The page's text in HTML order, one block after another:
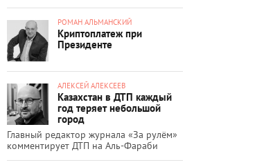
РОМАН АЛЬМАНСКИЙ
Криптоплатеж при
Президенте
АЛЕКСЕЙ АЛЕКСЕЕВ
Казахстан в ДТП каждый
год теряет небольшой
город
Главный редактор журнала «За рулём»
комментирует ДТП на Аль-Фараби